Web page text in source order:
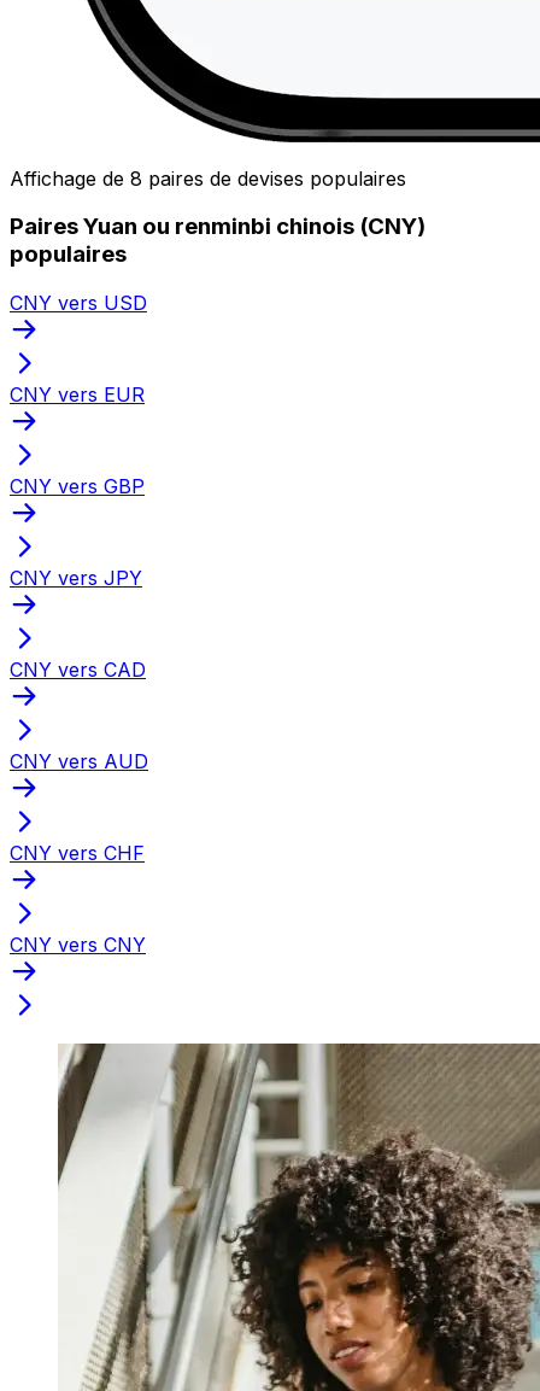
Affichage de 8 paires de devises populaires
Paires Yuan ou renminbi chinois (CNY)
populaires
CNY vers USD
CNY vers EUR
CNY vers GBP
CNY vers JPY
CNY vers CAD
CNY vers AUD
CNY vers CHF
CNY vers CNY